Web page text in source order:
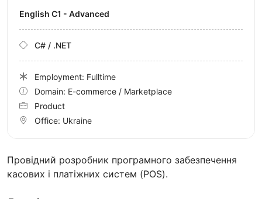
Провідний розробник програмного забезпечення
касових і платіжних систем (POS).
English C1 - Advanced
C# / .NET
Employment: Fulltime
Domain: E-commerce / Marketplace
Product
Office: Ukraine